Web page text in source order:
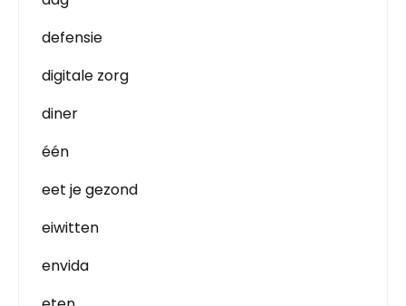
defensie
digitale zorg
diner
één
eet je gezond
eiwitten
envida